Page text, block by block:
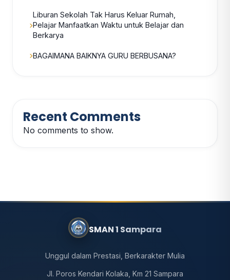
Liburan Sekolah Tak Harus Keluar Rumah,
Pelajar Manfaatkan Waktu untuk Belajar dan
Berkarya
BAGAIMANA BAIKNYA GURU BERBUSANA?
Recent Comments
No comments to show.
SMAN 1 Sampara
Unggul dalam Prestasi, Berkarakter Mulia
Jl. Poros Kendari Kolaka, Km 21 Sampara